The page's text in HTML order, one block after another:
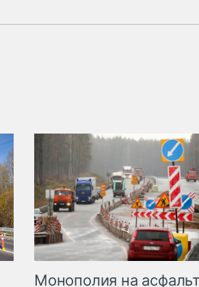
Монополия на